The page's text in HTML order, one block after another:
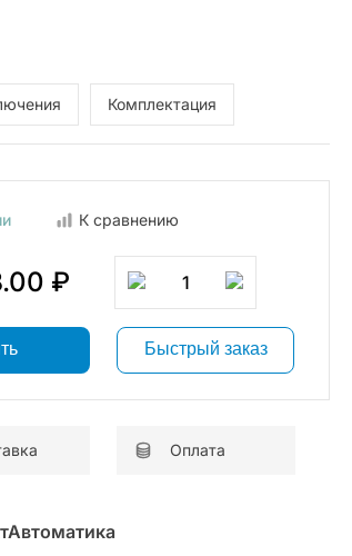
Комплектация
К сравнению
₽ 1
Быстрый заказ
Оплата